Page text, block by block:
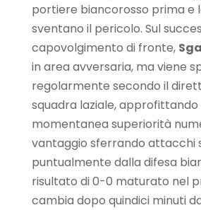
portiere biancorosso prima e
sventano il pericolo. Sul
capovolgimento di fronte,
in area avversaria, ma viene
regolarmente secondo il
squadra laziale, approfittando
momentanea superiorità
vantaggio sferrando attacchi
puntualmente dalla difesa
risultato di 0-0 maturato nel
cambia dopo quindici minuti